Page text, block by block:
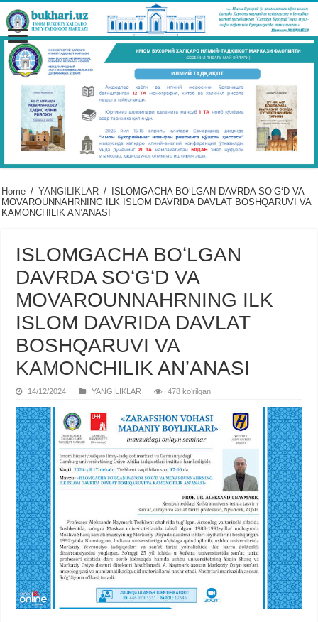
Home / YANGILIKLAR /
ISLOMGACHA BOʻLGAN DAVRDA SOʻGʻD VA
MOVAROUNNAHRNING ILK ISLOM DAVRIDA DAVLAT BOSHQARUVI VA
KAMONCHILIK ANʼANASI
ISLOMGACHA BOʻLGAN
DAVRDA SOʻGʻD VA
MOVAROUNNAHRNING ILK
ISLOM DAVRIDA DAVLAT
BOSHQARUVI VA
KAMONCHILIK ANʼANASI
14/12/2024 YANGILIKLAR 478 koʻrilgan